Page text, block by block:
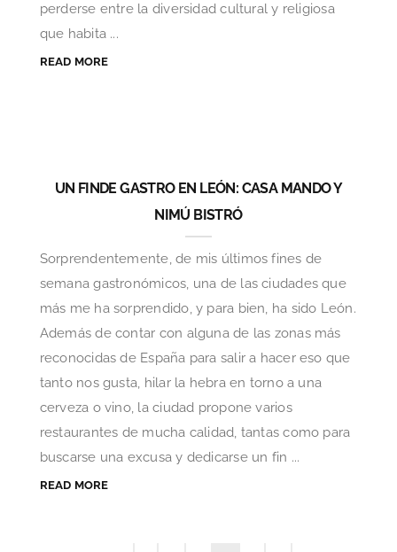
perderse entre la diversidad cultural y religiosa
que habita ...
READ MORE
UN FINDE GASTRO EN LEÓN: CASA MANDO Y
NIMÚ BISTRÓ
Sorprendentemente, de mis últimos fines de
semana gastronómicos, una de las ciudades que
más me ha sorprendido, y para bien, ha sido León.
Además de contar con alguna de las zonas más
reconocidas de España para salir a hacer eso que
tanto nos gusta, hilar la hebra en torno a una
cerveza o vino, la ciudad propone varios
restaurantes de mucha calidad, tantas como para
buscarse una excusa y dedicarse un fin ...
READ MORE